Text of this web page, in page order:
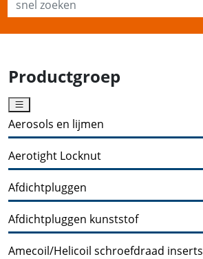
Productgroep
Aerosols en lijmen
Aerotight Locknut
Afdichtpluggen
Afdichtpluggen kunststof
Amecoil/Helicoil schroefdraad inserts